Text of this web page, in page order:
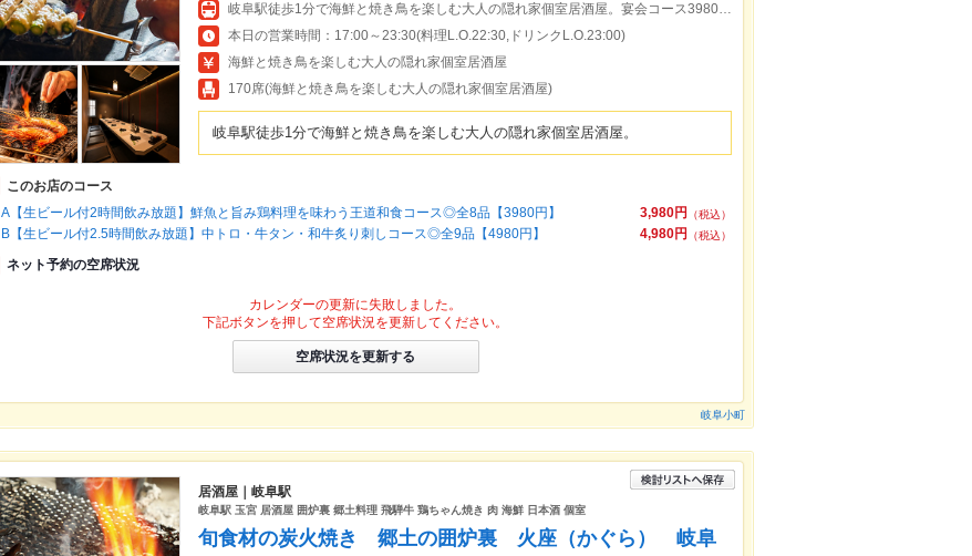
岐阜駅徒歩1分で海鮮と焼き鳥を楽しむ大人の隠れ家個室居酒屋。宴会コース3980円より。
本日の営業時間：17:00～23:30(料理L.O.22:30,ドリンクL.O.23:00)
海鮮と焼き鳥を楽しむ大人の隠れ家個室居酒屋
170席(海鮮と焼き鳥を楽しむ大人の隠れ家個室居酒屋)
岐阜駅徒歩1分で海鮮と焼き鳥を楽しむ大人の隠れ家個室居酒屋。
このお店のコース
3,980円
（税込）
A【生ビール付2時間飲み放題】鮮魚と旨み鶏料理を味わう王道和食コース◎全8品【3980円】
4,980円
（税込）
B【生ビール付2.5時間飲み放題】中トロ・牛タン・和牛炙り刺しコース◎全9品【4980円】
ネット予約の空席状況
カレンダーの更新に失敗しました。
下記ボタンを押して空席状況を更新してください。
空席状況を更新する
岐阜小町
居酒屋｜岐阜駅
岐阜駅 玉宮 居酒屋 囲炉裏 郷土料理 飛騨牛 鶏ちゃん焼き 肉 海鮮 日本酒 個室
旬食材の炭火焼き 郷土の囲炉裏 火座（かぐら） 岐阜